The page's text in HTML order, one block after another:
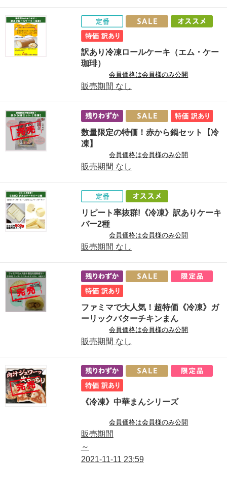
訳あり冷凍ロールケーキ（エム・ケー
珈琲）
会員価格は会員様のみ公開
販売期間 なし
数量限定の特価！赤から鍋セット【冷
凍】
会員価格は会員様のみ公開
販売期間 なし
リピート率抜群!《冷凍》訳ありケーキ
バー2種
会員価格は会員様のみ公開
販売期間 なし
ファミマで大人気！超特価《冷凍》ガ
ーリックバターチキンまん
会員価格は会員様のみ公開
販売期間 なし
《冷凍》中華まんシリーズ
会員価格は会員様のみ公開
販売期間
～
2021-11-11 23:59